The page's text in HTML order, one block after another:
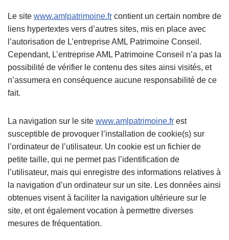
Le site www.amlpatrimoine.fr contient un certain nombre de
liens hypertextes vers d’autres sites, mis en place avec
l’autorisation de L’entreprise AML Patrimoine Conseil.
Cependant, L’entreprise AML Patrimoine Conseil n’a pas la
possibilité de vérifier le contenu des sites ainsi visités, et
n’assumera en conséquence aucune responsabilité de ce
fait.
La navigation sur le site www.amlpatrimoine.fr est
susceptible de provoquer l’installation de cookie(s) sur
l’ordinateur de l’utilisateur. Un cookie est un fichier de
petite taille, qui ne permet pas l’identification de
l’utilisateur, mais qui enregistre des informations relatives à
la navigation d’un ordinateur sur un site. Les données ainsi
obtenues visent à faciliter la navigation ultérieure sur le
site, et ont également vocation à permettre diverses
mesures de fréquentation.